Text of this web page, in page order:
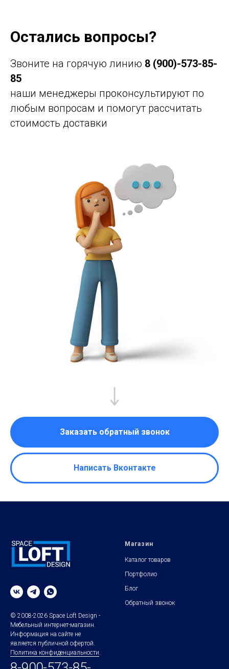
Остались вопросы?
Звоните на горячую линию 8 (900)-573-85-
85
наши менеджеры проконсультируют по
любым вопросам и помогут рассчитать
стоимость доставки
Заказать обратный звонок
Написать Вконтакте
© 2008-2026 Space Loft Design -
Мебельный интернет-магазин.
Информация на сайте не
является публичной офертой.
Политика конфиденциальности.
Магазин
Каталог товаров
Портфолио
Блог
Обратный звонок